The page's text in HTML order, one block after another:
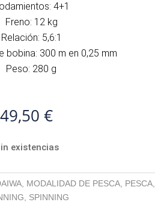
4+1
Freno: 12 kg
Relación: 5,6:1
bobina: 300 m en 0,25 mm
Peso: 280 g
49,50 €
existencias
, MODALIDAD DE PESCA, PESCA,
SPINNING